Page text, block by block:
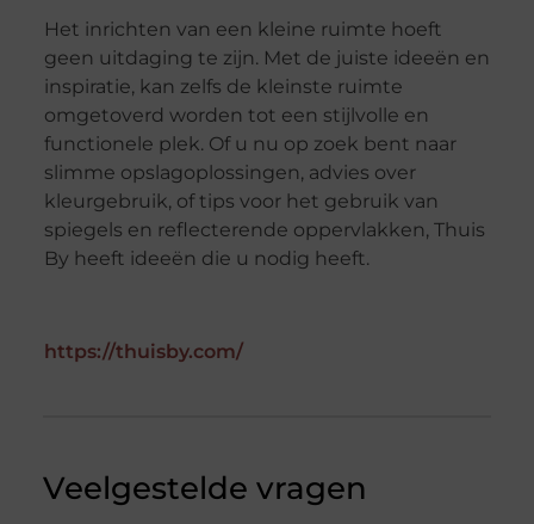
Het inrichten van een kleine ruimte hoeft
geen uitdaging te zijn. Met de juiste ideeën en
inspiratie, kan zelfs de kleinste ruimte
omgetoverd worden tot een stijlvolle en
functionele plek. Of u nu op zoek bent naar
slimme opslagoplossingen, advies over
kleurgebruik, of tips voor het gebruik van
spiegels en reflecterende oppervlakken, Thuis
By heeft ideeën die u nodig heeft.
https://thuisby.com/
Veelgestelde vragen